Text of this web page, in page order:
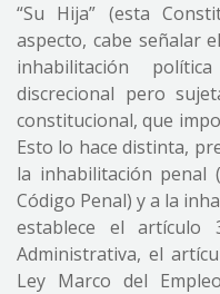
“Su Hija” (esta
aspecto, cabe señalar
inhabilitación
discrecional pero
constitucional, que
Esto lo hace distinta,
la inhabilitación penal
Código Penal) y a la
establece el
Administrativa, el
Ley Marco del